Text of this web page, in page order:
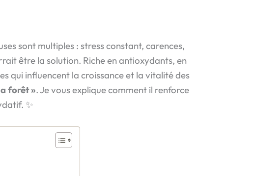
sont multiples : stress constant, carences,
être la solution. Riche en antioxydants, en
qui influencent la croissance et la vitalité des
forêt ». Je vous explique comment il renforce
✨